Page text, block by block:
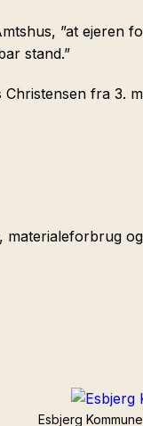
”at
stand.”
fra
materialeforbrug
Esbjerg